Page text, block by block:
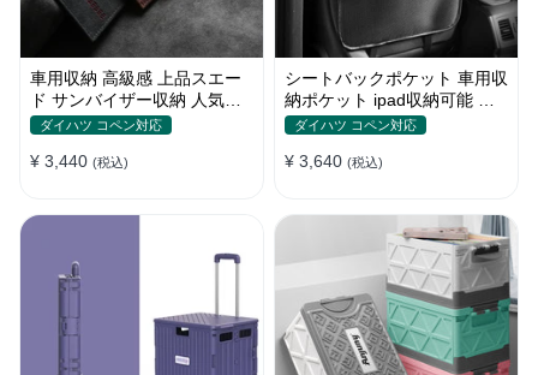
車用収納 高級感 上品スエー
ド サンバイザー収納 人気カ
ラー 実用 おしゃれ レシート
ダイハツ コペン対応
¥ 3,440 (税込)
シートバックポケット 車用収
納ポケット ipad収納可能 汚
れ防止 子供のキック対策
ダイハツ コペン対応
¥ 3,640 (税込)